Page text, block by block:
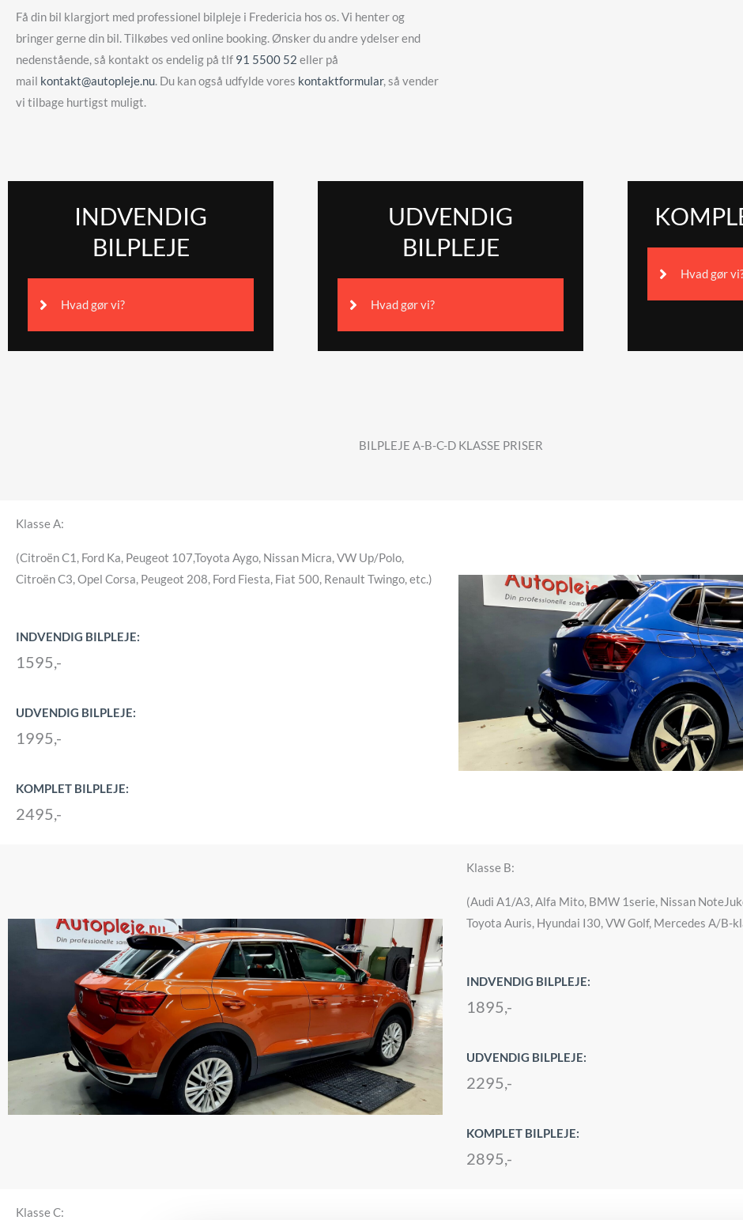
Få din bil klargjort med professionel bilpleje i Fredericia hos os. Vi henter og
bringer gerne din bil. Tilkøbes ved online booking. Ønsker du andre ydelser end
nedenstående, så kontakt os endelig på tlf 91 5500 52 eller på
mail kontakt@autopleje.nu. Du kan også udfylde vores kontaktformular, så vender
vi tilbage hurtigst muligt.
INDVENDIG
BILPLEJE
Hvad gør vi?
UDVENDIG
BILPLEJE
Hvad gør vi?
Hvad gør
BILPLEJE A-B-C-D KLASSE PRISER
Klasse A:
(Citroën C1, Ford Ka, Peugeot 107,Toyota Aygo, Nissan Micra, VW Up/Polo,
Citroën C3, Opel Corsa, Peugeot 208, Ford Fiesta, Fiat 500, Renault Twingo, etc.)
INDVENDIG BILPLEJE:
1595,-
UDVENDIG BILPLEJE:
1995,-
KOMPLET BILPLEJE:
2495,-
Klasse B:
(Audi A1/A3, Alfa Mito, BMW 1serie, Nissan
Toyota Auris, Hyundai I30, VW Golf, Mercedes A/B-
INDVENDIG BILPLEJE:
1895,-
UDVENDIG BILPLEJE:
2295,-
KOMPLET BILPLEJE:
2895,-
Klasse C: